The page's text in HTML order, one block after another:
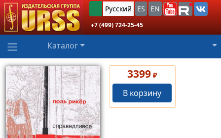
Русский ES EN
+7 (499) 724-25-45
Каталог
3399 ₽
В корзину